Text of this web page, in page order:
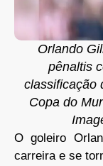
Orlando
pênaltis
classificação
Copa do
O goleiro
carreira e se